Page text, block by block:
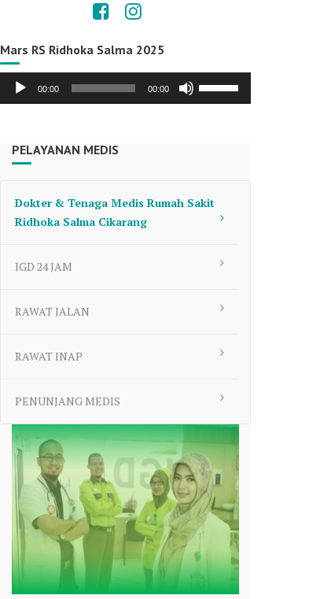
Mars RS Ridhoka Salma 2025
Audio
00:00 00:00
decrease
PELAYANAN MEDIS
Dokter & Tenaga Medis Rumah Sakit
Ridhoka Salma Cikarang
IGD 24 JAM
RAWAT JALAN
RAWAT INAP
PENUNJANG MEDIS